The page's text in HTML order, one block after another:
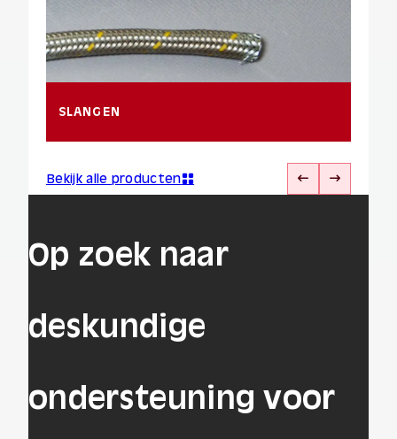
SLANGEN
Bekijk alle producten
Op zoek naar
deskundige
ondersteuning voor